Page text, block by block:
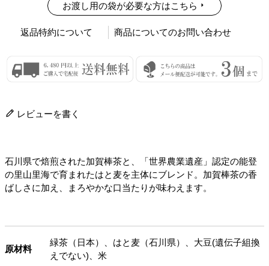
お渡し用の袋が必要な方はこちら
返品特約について 商品についてのお問い合わせ
レビューを書く
石川県で焙煎された加賀棒茶と、「世界農業遺産」認定の能登
の里山里海で育まれたはと麦を主体にブレンド。加賀棒茶の香
ばしさに加え、まろやかな口当たりが味わえます。
原材料
緑茶（日本）、はと麦（石川県）、大豆(遺伝子組換
えでない)、米